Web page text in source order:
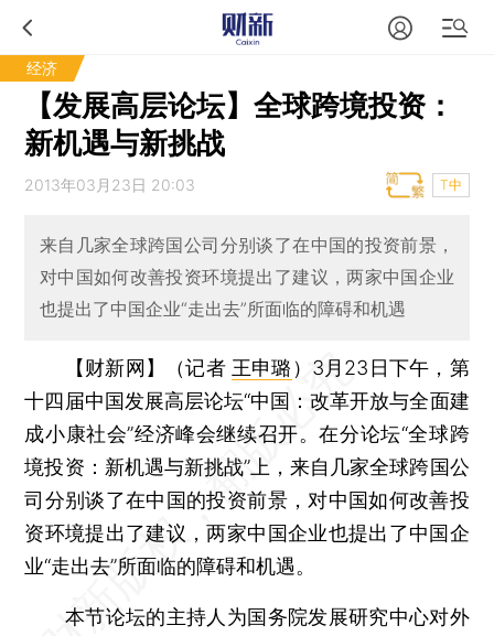
经济
【发展高层论坛】全球跨境投资：
新机遇与新挑战
2013年03月23日 20:03 T中
来自几家全球跨国公司分别谈了在中国的投资前景，
对中国如何改善投资环境提出了建议，两家中国企业
也提出了中国企业“走出去”所面临的障碍和机遇
【财新网】（记者 王申璐 ） 3月23日下午，第
十四届中国发展高层论坛“中国：改革开放与全面建
成小康社会”经济峰会继续召开。在分论坛“全球跨
境投资：新机遇与新挑战”上，来自几家全球跨国公
司分别谈了在中国的投资前景，对中国如何改善投
资环境提出了建议，两家中国企业也提出了中国企
业“走出去”所面临的障碍和机遇。
本节论坛的主持人为国务院发展研究中心对外